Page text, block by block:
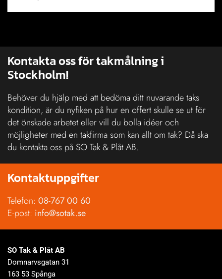
Kontakta oss för takmålning i
Stockholm!
Behöver du hjälp med att bedöma ditt nuvarande taks
kondition, är du nyfiken på hur en offert skulle se ut för
det önskade arbetet eller vill du bolla idéer och
möjligheter med en takfirma som kan allt om tak? Då ska
du kontakta oss på SO Tak & Plåt AB.
Kontaktuppgifter
Telefon: 08-767 00 60
E-post: info@sotak.se
SO Tak & Plåt AB
Domnarvsgatan 31
163 53 Spånga